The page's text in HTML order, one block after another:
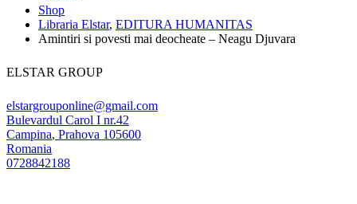
Shop
Libraria Elstar, EDITURA HUMANITAS
Amintiri si povesti mai deocheate – Neagu Djuvara
ELSTAR GROUP
elstargrouponline@gmail.com
Bulevardul Carol I nr.42
Campina, Prahova 105600
Romania
0728842188